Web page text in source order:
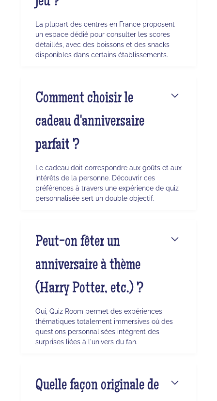
La plupart des centres en France proposent
un espace dédié pour consulter les scores
détaillés, avec des boissons et des snacks
disponibles dans certains établissements.
Comment choisir le
cadeau d'anniversaire
parfait ?
Le cadeau doit correspondre aux goûts et aux
intérêts de la personne. Découvrir ces
préférences à travers une expérience de quiz
personnalisée sert un double objectif.
Peut-on fêter un
anniversaire à thème
(Harry Potter, etc.) ?
Oui, Quiz Room permet des expériences
thématiques totalement immersives où des
questions personnalisées intègrent des
surprises liées à l'univers du fan.
Quelle façon originale de